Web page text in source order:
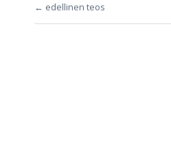
← edellinen teos